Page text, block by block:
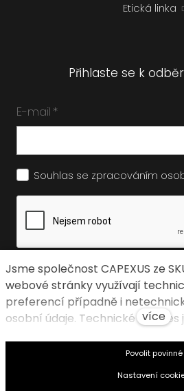
Etická linka
Přihlaste se k
E-mail *
Souhlas se zpracováním
Odeslat
Jsme společnost CAPEXUS ze
webové stránky využívají
preferencí případně i
osobní údaje. Technické cookies
slouží zejména k přizpůsobení
preferencím, k personalizaci
více
Povolit povinné
Nastavení